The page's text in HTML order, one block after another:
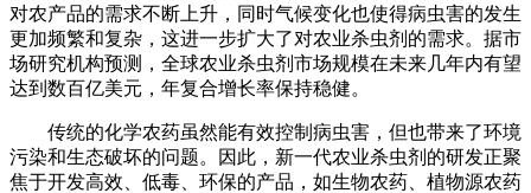
对农产品的需求不断上升，同时气候变化也使得病虫害的发生
更加频繁和复杂，这进一步扩大了对农业杀虫剂的需求。据市
场研究机构预测，全球农业杀虫剂市场规模在未来几年内有望
达到数百亿美元，年复合增长率保持稳健。
传统的化学农药虽然能有效控制病虫害，但也带来了环境
污染和生态破坏的问题。因此，新一代农业杀虫剂的研发正聚
焦于开发高效、低毒、环保的产品，如生物农药、植物源农药